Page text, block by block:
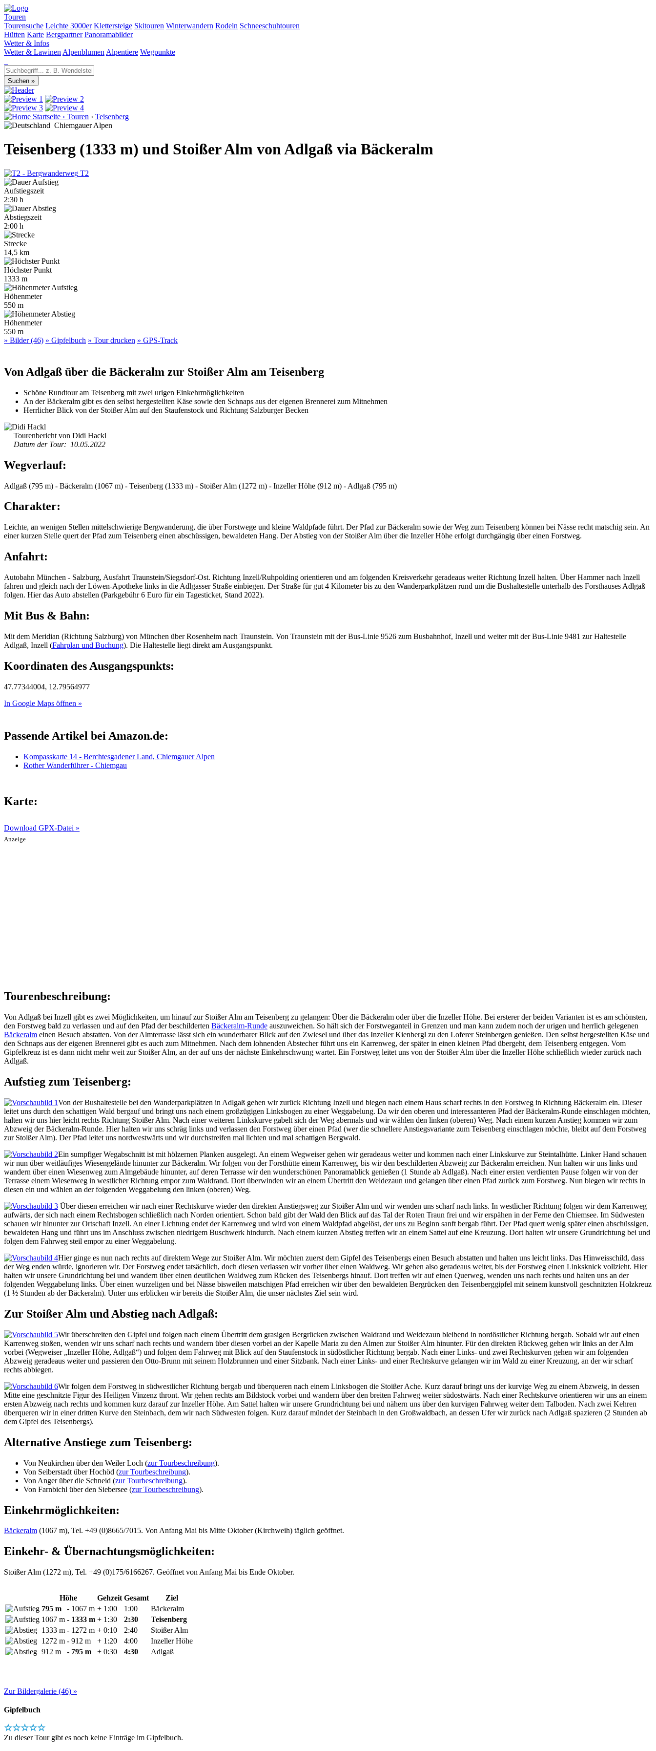
Touren
Tourensuche Leichte 3000er Klettersteige Skitouren Winterwandern Rodeln Schneeschuhtouren
Hütten Karte Bergpartner Panoramabilder
Wetter & Infos
Wetter & Lawinen Alpenblumen Alpentiere Wegpunkte
Startseite › Touren › Teisenberg
Chiemgauer Alpen
Teisenberg (1333 m) und Stoißer Alm von Adlgaß via Bäckeralm
T2
Aufstiegszeit
2:30 h
Abstiegszeit
2:00 h
Strecke
14,5 km
Höchster Punkt
1333 m
Höhenmeter
550 m
Höhenmeter
550 m
» Bilder (46) » Gipfelbuch » Tour drucken » GPS-Track
Von Adlgaß über die Bäckeralm zur Stoißer Alm am Teisenberg
Schöne Rundtour am Teisenberg mit zwei urigen Einkehrmöglichkeiten
An der Bäckeralm gibt es den selbst hergestellten Käse sowie den Schnaps aus der eigenen Brennerei zum Mitnehmen
Herrlicher Blick von der Stoißer Alm auf den Staufenstock und Richtung Salzburger Becken
Tourenbericht von Didi Hackl
Datum der Tour: 10.05.2022
Wegverlauf:
Adlgaß (795 m) - Bäckeralm (1067 m) - Teisenberg (1333 m) - Stoißer Alm (1272 m) - Inzeller Höhe (912 m) - Adlgaß (795 m)
Charakter:
Leichte, an wenigen Stellen mittelschwierige Bergwanderung, die über Forstwege und kleine Waldpfade führt. Der Pfad zur Bäckeralm sowie der Weg zum Teisenberg können bei Nässe recht matschig sein. An
einer kurzen Stelle quert der Pfad zum Teisenberg einen abschüssigen, bewaldeten Hang. Der Abstieg von der Stoißer Alm über die Inzeller Höhe erfolgt durchgängig über einen Forstweg.
Anfahrt:
Autobahn München - Salzburg, Ausfahrt Traunstein/Siegsdorf-Ost. Richtung Inzell/Ruhpolding orientieren und am folgenden Kreisverkehr geradeaus weiter Richtung Inzell halten. Über Hammer nach Inzell
fahren und gleich nach der Löwen-Apotheke links in die Adlgasser Straße einbiegen. Der Straße für gut 4 Kilometer bis zu den Wanderparkplätzen rund um die Bushaltestelle unterhalb des Forsthauses Adlgaß
folgen. Hier das Auto abstellen (Parkgebühr 6 Euro für ein Tagesticket, Stand 2022).
Mit Bus & Bahn:
Mit dem Meridian (Richtung Salzburg) von München über Rosenheim nach Traunstein. Von Traunstein mit der Bus-Linie 9526 zum Busbahnhof, Inzell und weiter mit der Bus-Linie 9481 zur Haltestelle
Adlgaß, Inzell (Fahrplan und Buchung). Die Haltestelle liegt direkt am Ausgangspunkt.
Koordinaten des Ausgangspunkts:
47.77344004, 12.79564977
In Google Maps öffnen »
Passende Artikel bei Amazon.de:
Kompasskarte 14 - Berchtesgadener Land, Chiemgauer Alpen
Rother Wanderführer - Chiemgau
Karte:
Download GPX-Datei »
Anzeige
Tourenbeschreibung:
Von Adlgaß bei Inzell gibt es zwei Möglichkeiten, um hinauf zur Stoißer Alm am Teisenberg zu gelangen: Über die Bäckeralm oder über die Inzeller Höhe. Bei ersterer der beiden Varianten ist es am schönsten,
den Forstweg bald zu verlassen und auf den Pfad der beschilderten Bäckeralm-Runde auszuweichen. So hält sich der Forstweganteil in Grenzen und man kann zudem noch der urigen und herrlich gelegenen
Bäckeralm einen Besuch abstatten. Von der Almterrasse lässt sich ein wunderbarer Blick auf den Zwiesel und über das Inzeller Kienbergl zu den Loferer Steinbergen genießen. Den selbst hergestellten Käse und
den Schnaps aus der eigenen Brennerei gibt es auch zum Mitnehmen. Nach dem lohnenden Abstecher führt uns ein Karrenweg, der später in einen kleinen Pfad übergeht, dem Teisenberg entgegen. Vom
Gipfelkreuz ist es dann nicht mehr weit zur Stoißer Alm, an der auf uns der nächste Einkehrschwung wartet. Ein Forstweg leitet uns von der Stoißer Alm über die Inzeller Höhe schließlich wieder zurück nach
Adlgaß.
Aufstieg zum Teisenberg:
Von der Bushaltestelle bei den Wanderparkplätzen in Adlgaß gehen wir zurück Richtung Inzell und biegen nach einem Haus scharf rechts in den Forstweg in Richtung Bäckeralm ein. Dieser
leitet uns durch den schattigen Wald bergauf und bringt uns nach einem großzügigen Linksbogen zu einer Weggabelung. Da wir den oberen und interessanteren Pfad der Bäckeralm-Runde einschlagen möchten,
halten wir uns hier leicht rechts Richtung Stoißer Alm. Nach einer weiteren Linkskurve gabelt sich der Weg abermals und wir wählen den linken (oberen) Weg. Nach einem kurzen Anstieg kommen wir zum
Abzweig der Bäckeralm-Runde. Hier halten wir uns schräg links und verlassen den Forstweg über einen Pfad (wer die schnellere Anstiegsvariante zum Teisenberg einschlagen möchte, bleibt auf dem Forstweg
zur Stoißer Alm). Der Pfad leitet uns nordwestwärts und wir durchstreifen mal lichten und mal schattigen Bergwald.
Ein sumpfiger Wegabschnitt ist mit hölzernen Planken ausgelegt. An einem Wegweiser gehen wir geradeaus weiter und kommen nach einer Linkskurve zur Steintalhütte. Linker Hand schauen
wir nun über weitläufiges Wiesengelände hinunter zur Bäckeralm. Wir folgen von der Forsthütte einem Karrenweg, bis wir den beschilderten Abzweig zur Bäckeralm erreichen. Nun halten wir uns links und
wandern über einen Wiesenweg zum Almgebäude hinunter, auf deren Terrasse wir den wunderschönen Panoramablick genießen (1 Stunde ab Adlgaß). Nach einer ersten verdienten Pause folgen wir von der
Terrasse einem Wiesenweg in westlicher Richtung empor zum Waldrand. Dort überwinden wir an einem Übertritt den Weidezaun und gelangen über einen Pfad zurück zum Forstweg. Nun biegen wir rechts in
diesen ein und wählen an der folgenden Weggabelung den linken (oberen) Weg.
Über diesen erreichen wir nach einer Rechtskurve wieder den direkten Anstiegsweg zur Stoißer Alm und wir wenden uns scharf nach links. In westlicher Richtung folgen wir dem Karrenweg
aufwärts, der sich nach einem Rechtsbogen schließlich nach Norden orientiert. Schon bald gibt der Wald den Blick auf das Tal der Roten Traun frei und wir erspähen in der Ferne den Chiemsee. Im Südwesten
schauen wir hinunter zur Ortschaft Inzell. An einer Lichtung endet der Karrenweg und wird von einem Waldpfad abgelöst, der uns zu Beginn sanft bergab führt. Der Pfad quert wenig später einen abschüssigen,
bewaldeten Hang und führt uns im Anschluss zwischen niedrigem Buschwerk hindurch. Nach einem kurzen Abstieg treffen wir an einem Sattel auf eine Kreuzung. Dort halten wir unsere Grundrichtung bei und
folgen dem Fahrweg steil empor zu einer Weggabelung.
Hier ginge es nun nach rechts auf direktem Wege zur Stoißer Alm. Wir möchten zuerst dem Gipfel des Teisenbergs einen Besuch abstatten und halten uns leicht links. Das Hinweisschild, dass
der Weg enden würde, ignorieren wir. Der Forstweg endet tatsächlich, doch diesen verlassen wir vorher über einen Waldweg. Wir gehen also geradeaus weiter, bis der Forstweg einen Linksknick vollzieht. Hier
halten wir unsere Grundrichtung bei und wandern über einen deutlichen Waldweg zum Rücken des Teisenbergs hinauf. Dort treffen wir auf einen Querweg, wenden uns nach rechts und halten uns an der
folgenden Weggabelung links. Über einen wurzeligen und bei Nässe bisweilen matschigen Pfad erreichen wir über den bewaldeten Bergrücken den Teisenberggipfel mit seinem kunstvoll geschnitzten Holzkreuz
(1 ½ Stunden ab der Bäckeralm). Unter uns erblicken wir bereits die Stoißer Alm, die unser nächstes Ziel sein wird.
Zur Stoißer Alm und Abstieg nach Adlgaß:
Wir überschreiten den Gipfel und folgen nach einem Übertritt dem grasigen Bergrücken zwischen Waldrand und Weidezaun bleibend in nordöstlicher Richtung bergab. Sobald wir auf einen
Karrenweg stoßen, wenden wir uns scharf nach rechts und wandern über diesen vorbei an der Kapelle Maria zu den Almen zur Stoißer Alm hinunter. Für den direkten Rückweg gehen wir links an der Alm
vorbei (Wegweiser „Inzeller Höhe, Adlgaß“) und folgen dem Fahrweg mit Blick auf den Staufenstock in südöstlicher Richtung bergab. Nach einer Links- und zwei Rechtskurven gehen wir am folgenden
Abzweig geradeaus weiter und passieren den Otto-Brunn mit seinem Holzbrunnen und einer Sitzbank. Nach einer Links- und einer Rechtskurve gelangen wir im Wald zu einer Kreuzung, an der wir scharf
rechts abbiegen.
Wir folgen dem Forstweg in südwestlicher Richtung bergab und überqueren nach einem Linksbogen die Stoißer Ache. Kurz darauf bringt uns der kurvige Weg zu einem Abzweig, in dessen
Mitte eine geschnitzte Figur des Heiligen Vinzenz thront. Wir gehen rechts am Bildstock vorbei und wandern über den breiten Fahrweg weiter südostwärts. Nach einer Rechtskurve orientieren wir uns an einem
ersten Abzweig nach rechts und kommen kurz darauf zur Inzeller Höhe. Am Sattel halten wir unsere Grundrichtung bei und nähern uns über den kurvigen Fahrweg weiter dem Talboden. Nach zwei Kehren
überqueren wir in einer dritten Kurve den Steinbach, dem wir nach Südwesten folgen. Kurz darauf mündet der Steinbach in den Großwaldbach, an dessen Ufer wir zurück nach Adlgaß spazieren (2 Stunden ab
dem Gipfel des Teisenbergs).
Alternative Anstiege zum Teisenberg:
Von Neukirchen über den Weiler Loch (zur Tourbeschreibung).
Von Seiberstadt über Hochöd (zur Tourbeschreibung).
Von Anger über die Schneid (zur Tourbeschreibung).
Von Farnbichl über den Siebersee (zur Tourbeschreibung).
Einkehrmöglichkeiten:
Bäckeralm (1067 m), Tel. +49 (0)8665/7015. Von Anfang Mai bis Mitte Oktober (Kirchweih) täglich geöffnet.
Einkehr- & Übernachtungsmöglichkeiten:
Stoißer Alm (1272 m), Tel. +49 (0)175/6166267. Geöffnet von Anfang Mai bis Ende Oktober.
Höhe Gehzeit Gesamt
Ziel
795 m
- 1067 m + 1:00 1:00
Bäckeralm
1067 m - 1333 m + 1:30 2:30
Teisenberg
1333 m - 1272 m + 0:10 2:40
Stoißer Alm
1272 m - 912 m + 1:20 4:00
Inzeller Höhe
912 m
- 795 m + 0:30 4:30 Adlgaß
Zur Bildergalerie (46) »
Gipfelbuch
☆☆☆☆☆
Zu dieser Tour gibt es noch keine Einträge im Gipfelbuch.